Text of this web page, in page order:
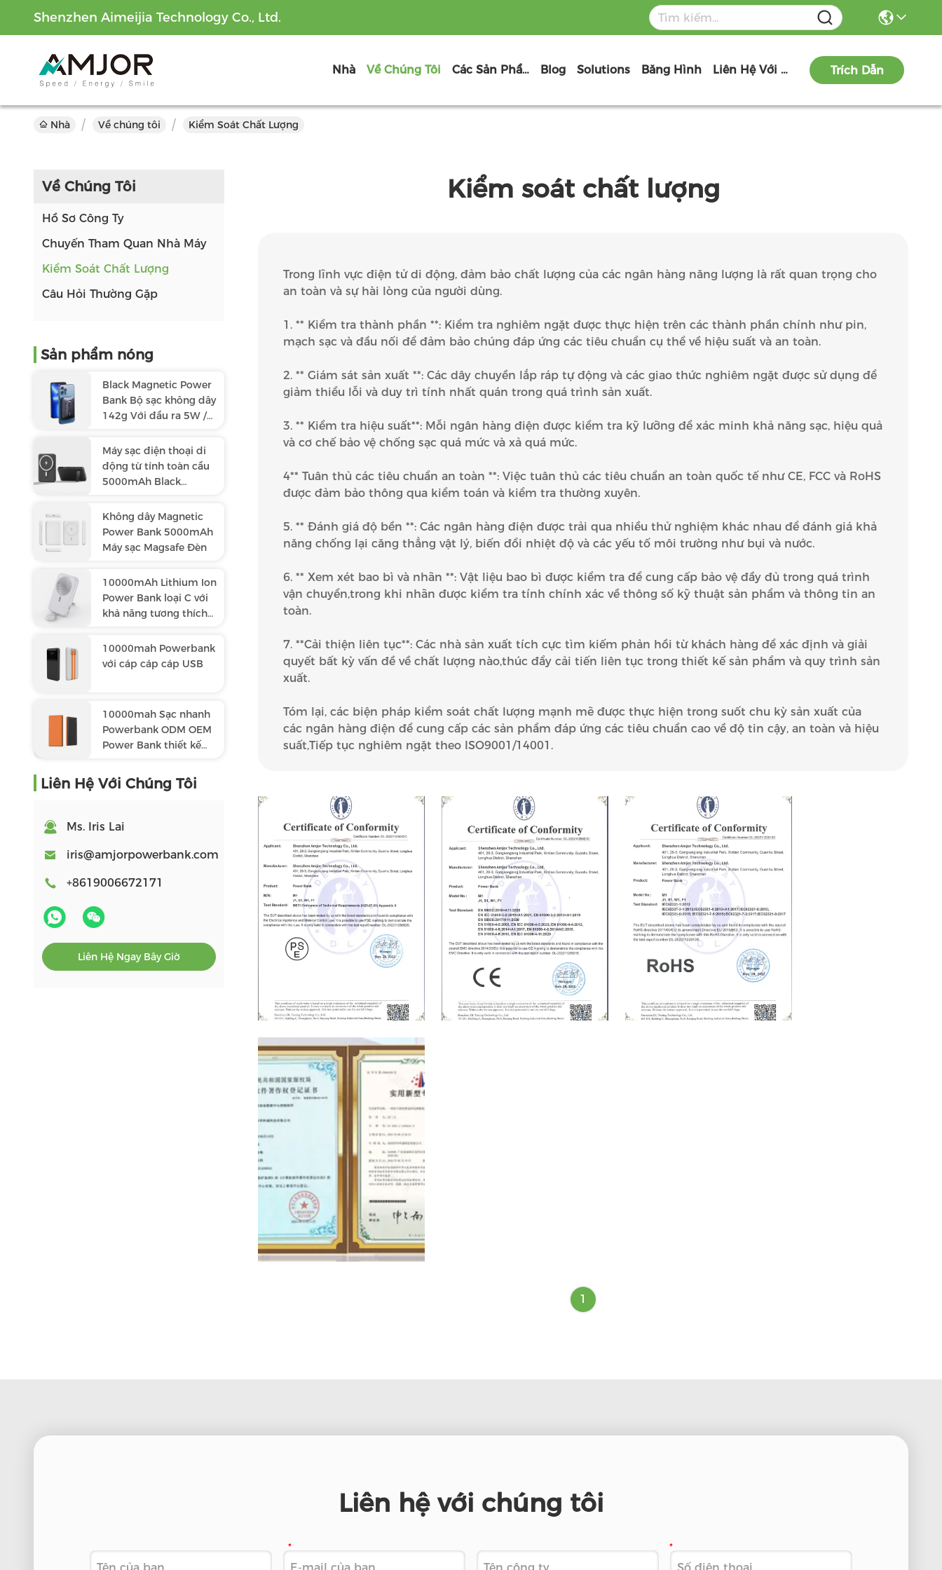
Shenzhen Aimeijia Technology Co., Ltd.
Nhà Về Chúng Tôi Các Sản Phẩm Blog Solutions Băng Hình Liên Hệ Với Chúng Tôi Trích Dẫn
Nhà Về chúng tôi Kiểm Soát Chất Lượng
Về Chúng Tôi
Hồ Sơ Công Ty
Chuyến Tham Quan Nhà Máy
Kiểm Soát Chất Lượng
Câu Hỏi Thường Gặp
Sản phẩm nóng
Black Magnetic Power
Bank Bộ sạc không dây
142g Với đầu ra 5W /
Máy sạc điện thoại di
động từ tính toàn cầu
5000mAh Black
Không dây Magnetic
Power Bank 5000mAh
Máy sạc Magsafe Đèn
10000mAh Lithium Ion
Power Bank loại C với
khả năng tương thích
10000mah Powerbank
với cáp cáp cáp USB
10000mah Sạc nhanh
Powerbank ODM OEM
Power Bank thiết kế
Liên Hệ Với Chúng Tôi
Ms. Iris Lai
iris@amjorpowerbank.com
+8619006672171
Liên Hệ Ngay Bây Giờ
Kiểm soát chất lượng
Trong lĩnh vực điện tử di động, đảm bảo chất lượng của các ngân hàng năng lượng là rất quan trọng cho
an toàn và sự hài lòng của người dùng.
1. ** Kiểm tra thành phần **: Kiểm tra nghiêm ngặt được thực hiện trên các thành phần chính như pin,
mạch sạc và đầu nối để đảm bảo chúng đáp ứng các tiêu chuẩn cụ thể về hiệu suất và an toàn.
2. ** Giám sát sản xuất **: Các dây chuyền lắp ráp tự động và các giao thức nghiêm ngặt được sử dụng để
giảm thiểu lỗi và duy trì tính nhất quán trong quá trình sản xuất.
3. ** Kiểm tra hiệu suất**: Mỗi ngân hàng điện được kiểm tra kỹ lưỡng để xác minh khả năng sạc, hiệu quả
và cơ chế bảo vệ chống sạc quá mức và xả quá mức.
4** Tuân thủ các tiêu chuẩn an toàn **: Việc tuân thủ các tiêu chuẩn an toàn quốc tế như CE, FCC và RoHS
được đảm bảo thông qua kiểm toán và kiểm tra thường xuyên.
5. ** Đánh giá độ bền **: Các ngân hàng điện được trải qua nhiều thử nghiệm khác nhau để đánh giá khả
năng chống lại căng thẳng vật lý, biến đổi nhiệt độ và các yếu tố môi trường như bụi và nước.
6. ** Xem xét bao bì và nhãn **: Vật liệu bao bì được kiểm tra để cung cấp bảo vệ đầy đủ trong quá trình
vận chuyển,trong khi nhãn được kiểm tra tính chính xác về thông số kỹ thuật sản phẩm và thông tin an
toàn.
7. **Cải thiện liên tục**: Các nhà sản xuất tích cực tìm kiếm phản hồi từ khách hàng để xác định và giải
quyết bất kỳ vấn đề về chất lượng nào,thúc đẩy cải tiến liên tục trong thiết kế sản phẩm và quy trình sản
xuất.
Tóm lại, các biện pháp kiểm soát chất lượng mạnh mẽ được thực hiện trong suốt chu kỳ sản xuất của
các ngân hàng điện để cung cấp các sản phẩm đáp ứng các tiêu chuẩn cao về độ tin cậy, an toàn và hiệu
suất,Tiếp tục nghiêm ngặt theo ISO9001/14001.
1
Liên hệ với chúng tôi